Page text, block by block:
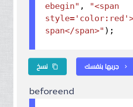
ebegin" , "<span
span</span>" );
نسخ content_copy جربها بنفسك chevron_right
beforeend